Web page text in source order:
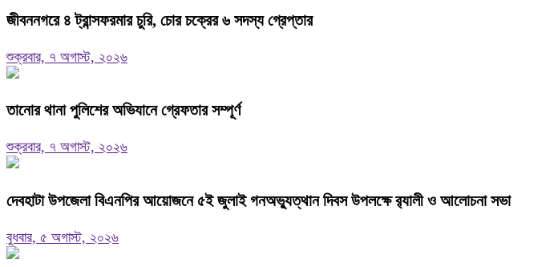
জীবননগরে ৪ ট্রান্সফরমার চুরি, চোর চক্রের ৬ সদস্য গ্রেপ্তার
শুক্রবার, ৭ অগাস্ট, ২০২৬
তানোর থানা পুলিশের অভিযানে গ্রেফতার সম্পূর্ণ
শুক্রবার, ৭ অগাস্ট, ২০২৬
দেবহাটা উপজেলা বিএনপির আয়োজনে ৫ই জুলাই গনঅভ্যুত্থান দিবস উপলক্ষে র‍্যালী ও আলোচনা সভা
বুধবার, ৫ অগাস্ট, ২০২৬